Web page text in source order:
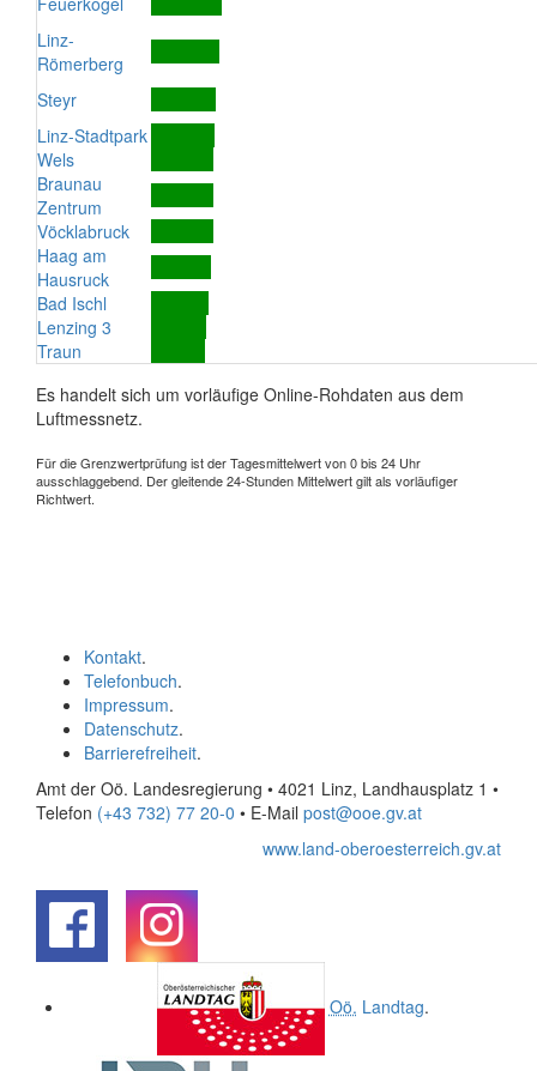
Linz-
Römerberg
Steyr
Linz-Stadtpark
Wels
Braunau
Zentrum
Vöcklabruck
Haag am
Hausruck
Bad Ischl
Lenzing 3
Traun
Es handelt sich um vorläufige Online-Rohdaten aus dem
Luftmessnetz.
Für die Grenzwertprüfung ist der Tagesmittelwert von 0 bis 24 Uhr
ausschlaggebend. Der gleitende 24-Stunden Mittelwert gilt als vorläufiger
Richtwert.
Kontakt.
Telefonbuch.
Impressum.
Datenschutz.
Barrierefreiheit.
Amt der Oö. Landesregierung • 4021 Linz, Landhausplatz 1 •
Telefon (+43 732) 77 20-0 • E-Mail post@ooe.gv.at
www.land-oberoesterreich.gv.at
Oö. Landtag.